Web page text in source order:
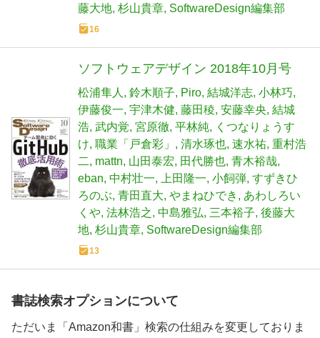
藤大地 杉山貴章 SoftwareDesign編集部
16
ソフトウェアデザイン 2018年10月号
松浦隼人 鈴木順子 Piro 結城洋志 小林巧
伊藤俊一 宇津木健 藤田稜 安藤幸央 結城
浩 武内覚 宮原徹 平林純
くつなりょうす
け 職業「戸倉彩」 清水琢也 速水祐 重村浩
二
mattn 山田泰宏 田代勝也 青木裕哉
eban 中村壮一 上田隆一 小飼弾 すずきひ
ろのぶ 青田直大 やまねひでき
あわしろい
くや 法林浩之 中島雅弘 三本裕子 後藤大
地 杉山貴章 SoftwareDesign編集部
13
書誌検索オプションについて
ただいま「Amazon和書」検索の仕組みを変更しておりま